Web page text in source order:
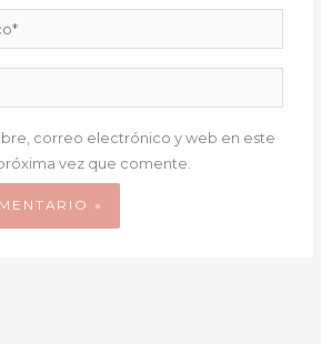
correo electrónico y web en este
vez que comente.